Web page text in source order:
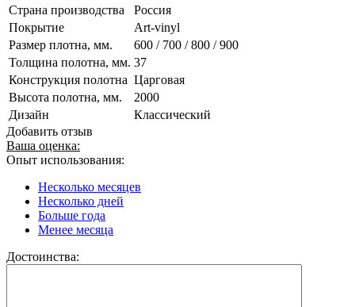
Страна производства
Россия
Покрытие
Art-vinyl
Размер плотна, мм.
600 / 700 / 800 / 900
Толщина полотна, мм. 37
Конструкция полотна Царговая
Высота полотна, мм.
2000
Дизайн
Классический
Добавить отзыв
Ваша оценка:
Опыт использования:
Несколько месяцев
Несколько дней
Больше года
Менее месяца
Достоинства: